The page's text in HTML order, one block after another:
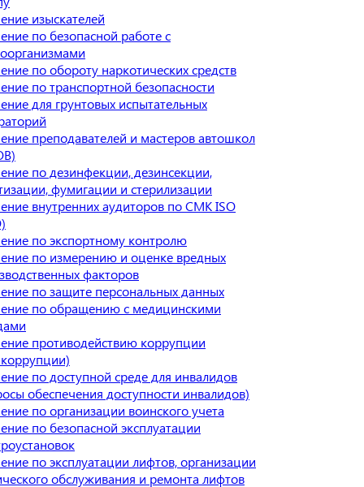
изыскателей
по безопасной работе с
по обороту наркотических средств
по транспортной безопасности
для грунтовых испытательных
преподавателей и мастеров автошкол
по дезинфекции, дезинсекции,
фумигации и стерилизации
внутренних аудиторов по СМК ISO
по экспортному контролю
по измерению и оценке вредных
факторов
по защите персональных данных
по обращению с медицинскими
противодействию коррупции
по доступной среде для инвалидов
обеспечения доступности инвалидов)
по организации воинского учета
по безопасной эксплуатации
по эксплуатации лифтов, организации
обслуживания и ремонта лифтов